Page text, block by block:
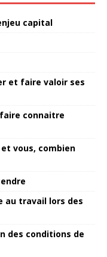
capital
et faire valoir ses
connaitre
vous, combien
au travail lors des
des conditions de